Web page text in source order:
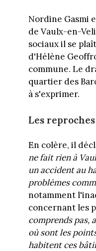
Nordine Gasmi
de Vaulx-en-
sociaux il se
d'Hélène
commune. Le
quartier des
à s'exprimer.
Les
En colère, il
ne fait rien à
un accident au
problèmes
notamment
concernant les
comprends pas,
où sont les
habitent ces